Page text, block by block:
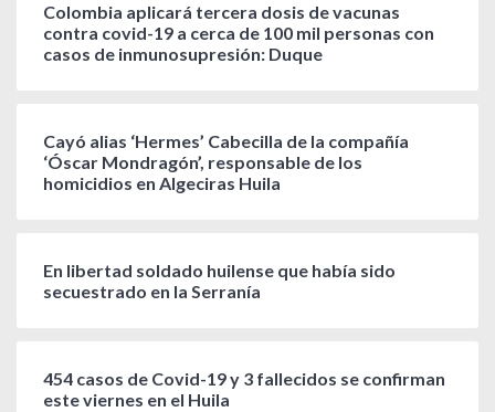
Colombia aplicará tercera dosis de vacunas
contra covid-19 a cerca de 100 mil personas con
casos de inmunosupresión: Duque
Cayó alias ‘Hermes’ Cabecilla de la compañía
‘Óscar Mondragón’, responsable de los
homicidios en Algeciras Huila
En libertad soldado huilense que había sido
secuestrado en la Serranía
454 casos de Covid-19 y 3 fallecidos se confirman
este viernes en el Huila